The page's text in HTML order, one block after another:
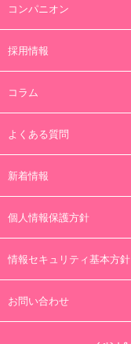
コンパニオン
採用情報
コラム
よくある質問
新着情報
個人情報保護方針
情報セキュリティ基本方針
お問い合わせ